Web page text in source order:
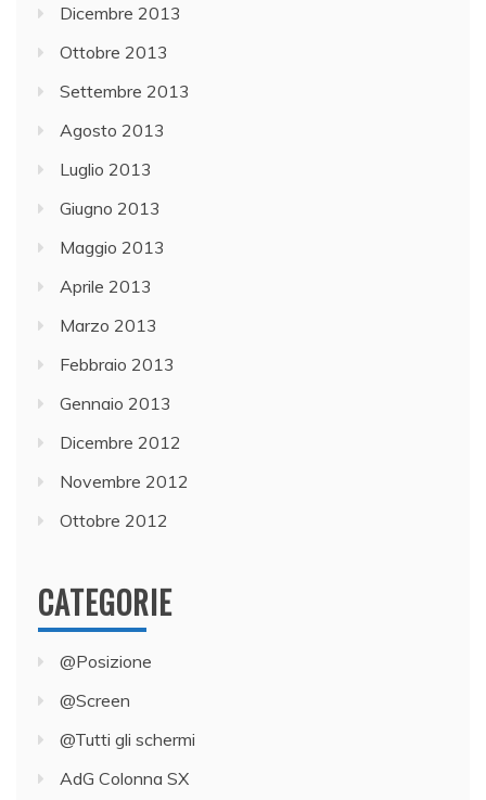
Dicembre 2013
Ottobre 2013
Settembre 2013
Agosto 2013
Luglio 2013
Giugno 2013
Maggio 2013
Aprile 2013
Marzo 2013
Febbraio 2013
Gennaio 2013
Dicembre 2012
Novembre 2012
Ottobre 2012
CATEGORIE
@Posizione
@Screen
@Tutti gli schermi
AdG Colonna SX